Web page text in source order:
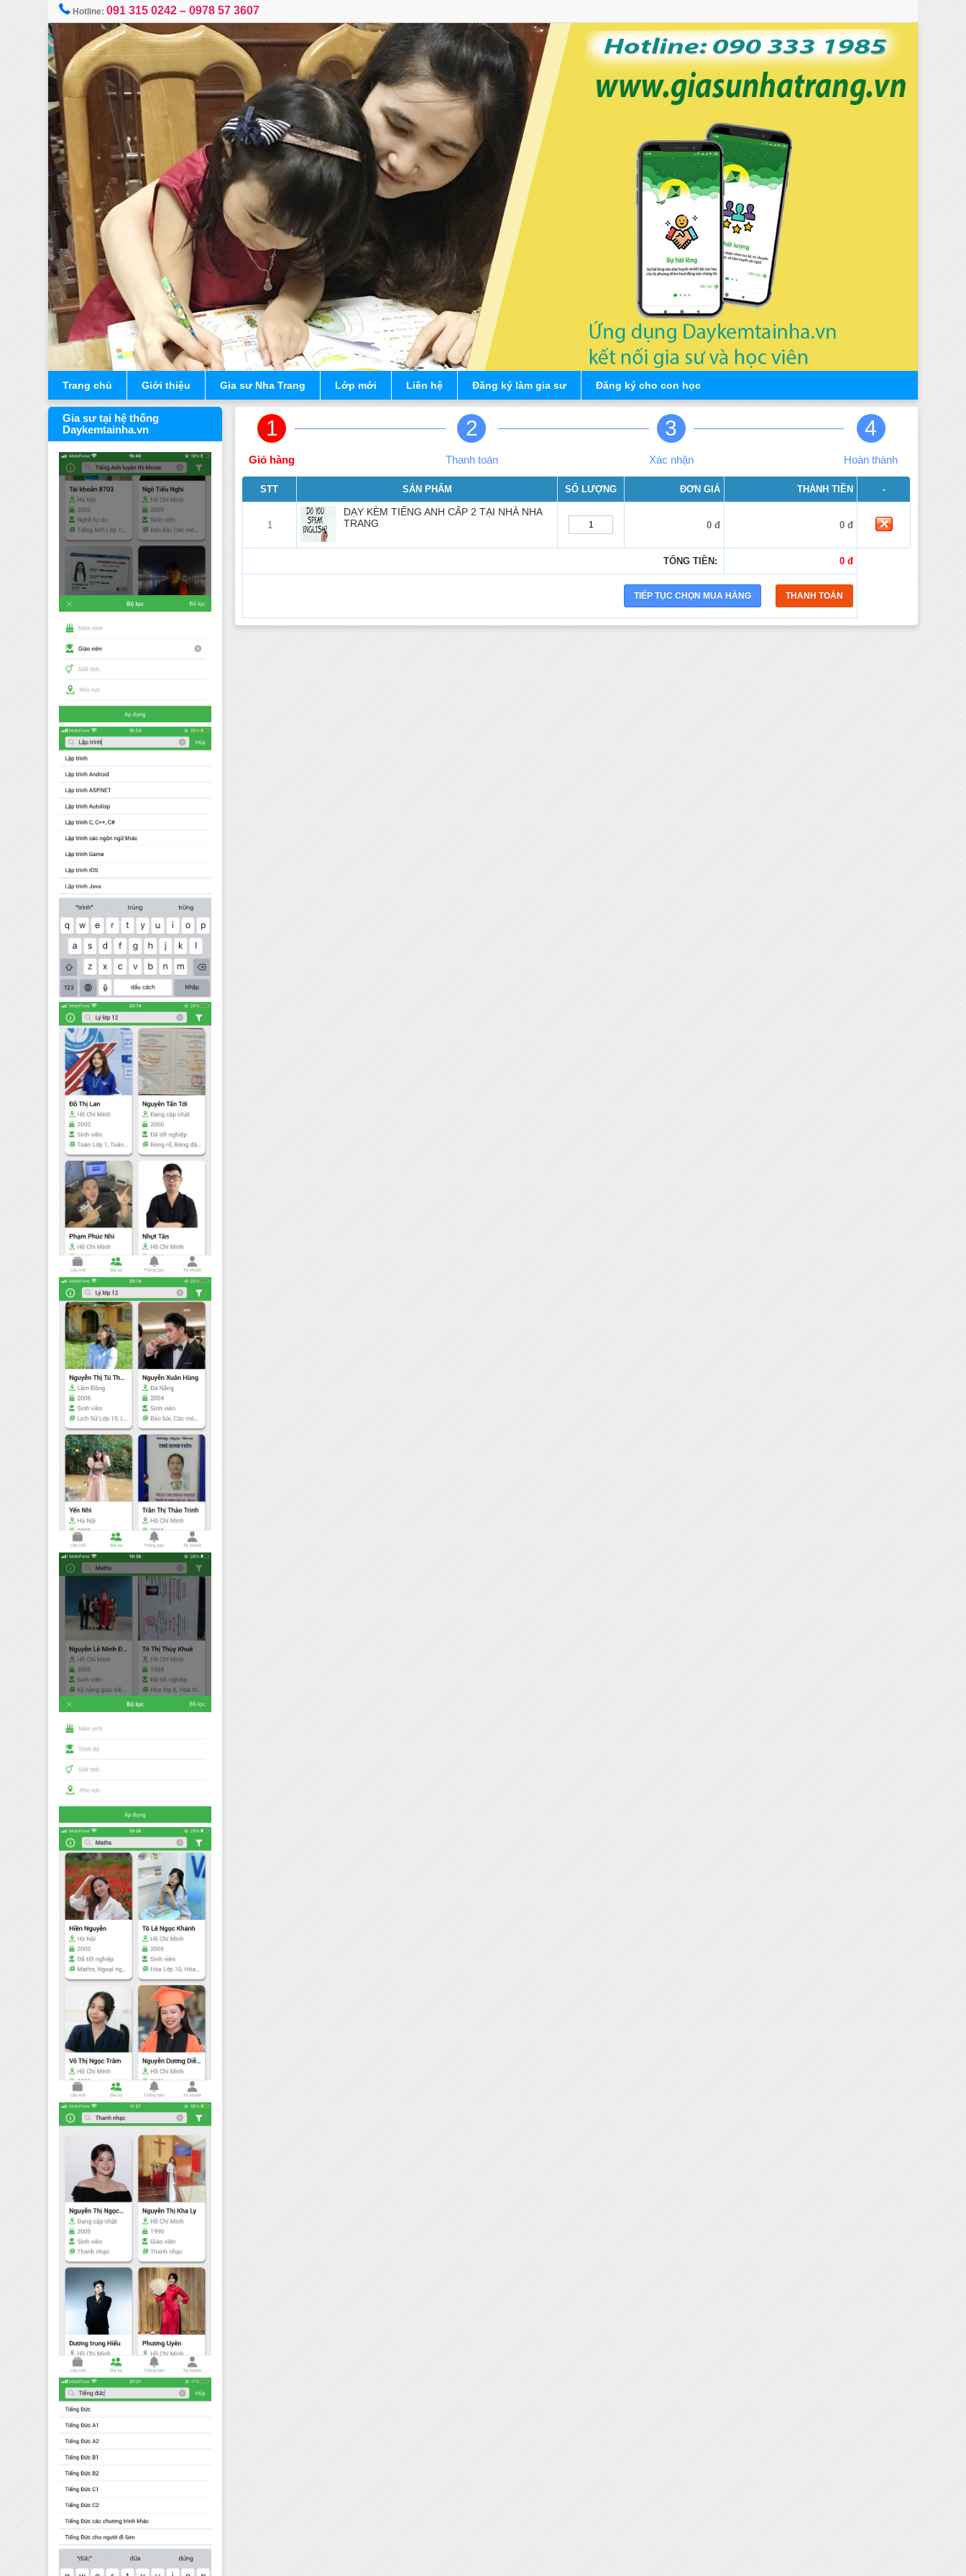
Hotline:091 315 0242 – 0978 57 3607
Trang chủ Giới thiệu Gia sư Nha Trang Lớp mới Liên hệ Đăng ký làm gia sư Đăng ký cho con học
1
Giỏ hàng
2
Thanh toán
3
Xác nhận
4
Hoàn thành
STT SẢN PHẨM SỐ LƯỢNG ĐƠN GIÁ THÀNH TIỀN -
1
DẠY KÈM TIẾNG ANH CẤP 2 TẠI NHÀ NHA
TRANG
0 đ 0 đ
TỔNG TIỀN: 0 đ
Gia sư tại hệ thống
Daykemtainha.vn